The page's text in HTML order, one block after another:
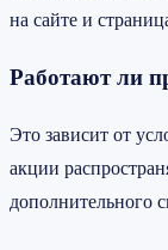
на сайте и
Работают ли
Это зависит от
акции
дополнительного